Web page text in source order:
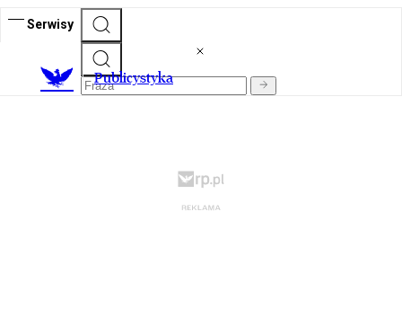
Serwisy
Publicystyka